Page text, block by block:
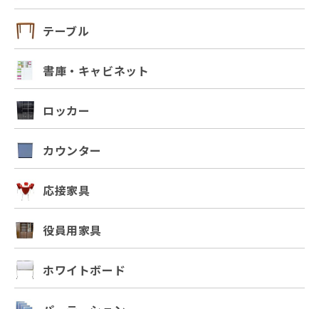
テーブル
書庫・キャビネット
ロッカー
カウンター
応接家具
役員用家具
ホワイトボード